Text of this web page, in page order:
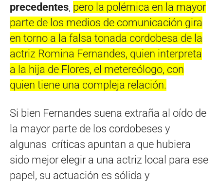
precedentes, pero la polémica en la mayor
parte de los medios de comunicación gira
en torno a la falsa tonada cordobesa de la
actriz Romina Fernandes, quien interpreta
a la hija de Flores, el metereólogo, con
quien tiene una compleja relación.
Si bien Fernandes suena extraña al oído de
la mayor parte de los cordobeses y
algunas críticas apuntan a que hubiera
sido mejor elegir a una actriz local para ese
papel, su actuación es sólida y